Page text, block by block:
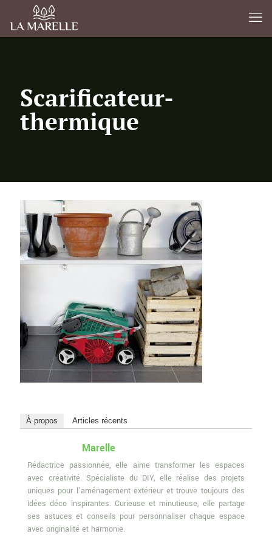
Scarificateur-
thermique
À propos Articles récents
Marelle
Rédactrice passionnée, elle aime transformer les espaces
avec créativité. Spécialiste du DIY, elle réalise des projets
uniques pour l'aménagement extérieur et trouve toujours des
idées déco inspirantes. Curieuse et minutieuse, elle partage
ses astuces et conseils pour personnaliser chaque espace
avec originalité et harmonie.